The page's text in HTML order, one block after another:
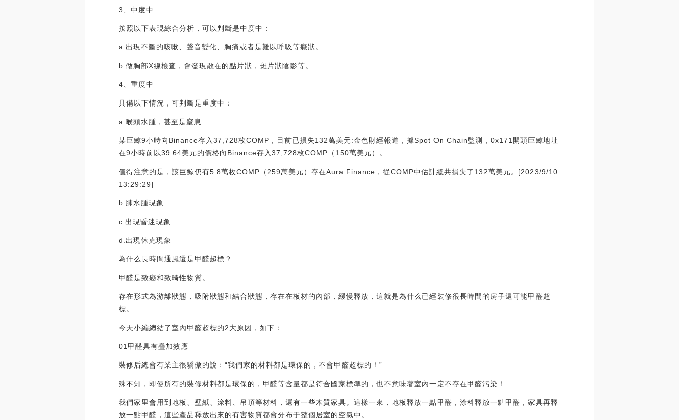
3、中度中
按照以下表現綜合分析，可以判斷是中度中：
a.出現不斷的咳嗽、聲音變化、胸痛或者是難以呼吸等癥狀。
b.做胸部X線檢查，會發現散在的點片狀，斑片狀陰影等。
4、重度中
具備以下情況，可判斷是重度中：
a.喉頭水腫，甚至是窒息
某巨鯨9小時向Binance存入37,728枚COMP，目前已損失132萬美元:金色財經報道，據Spot On Chain監測，0x171開頭巨鯨地址
在9小時前以39.64美元的價格向Binance存入37,728枚COMP（150萬美元）。
值得注意的是，該巨鯨仍有5.8萬枚COMP（259萬美元）存在Aura Finance，從COMP中估計總共損失了132萬美元。[2023/9/10
13:29:29]
b.肺水腫現象
c.出現昏迷現象
d.出現休克現象
為什么長時間通風還是甲醛超標？
甲醛是致癌和致畸性物質。
存在形式為游離狀態，吸附狀態和結合狀態，存在在板材的內部，緩慢釋放，這就是為什么已經裝修很長時間的房子還可能甲醛超
標。
今天小編總結了室內甲醛超標的2大原因，如下：
01甲醛具有疊加效應
裝修后總會有業主很驕傲的說：“我們家的材料都是環保的，不會甲醛超標的！”
殊不知，即使所有的裝修材料都是環保的，甲醛等含量都是符合國家標準的，也不意味著室內一定不存在甲醛污染！
我們家里會用到地板、壁紙、涂料、吊頂等材料，還有一些木質家具。這樣一來，地板釋放一點甲醛，涂料釋放一點甲醛，家具再釋
放一點甲醛，這些產品釋放出來的有害物質都會分布于整個居室的空氣中。